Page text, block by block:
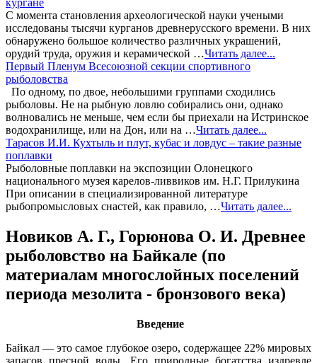
кургане
С момента становления археологической науки учеными
исследованы тысячи курганов древнерусского времени. В них
обнаружено большое количество различных украшений,
орудий труда, оружия и керамической …Читать далее...
Первый Пленум Всесоюзной секции спортивного
рыболовства
По одному, по двое, небольшими группами сходились
рыболовы. Не на рыбную ловлю собирались они, однако
волновались не меньше, чем если бы приехали на Истринское
водохранилище, или на Дон, или на …Читать далее...
Тарасов И.И. Кухтыль и плут, кубас и ловдус – такие разные
поплавки
Рыболовные поплавки на экспозиции Олонецкого
национального музея карелов-ливвиков им. Н.Г. Прилукина
При описании в специализированной литературе
рыбопромысловых снастей, как правило, …Читать далее...
Новиков А. Г., Горюнова О. И. Древнее
рыболовство на Байкале (по
материалам многослойных поселений
периода мезолита - бронзового века)
Введение
Байкал — это самое глубокое озеро, содержащее 22% мировых